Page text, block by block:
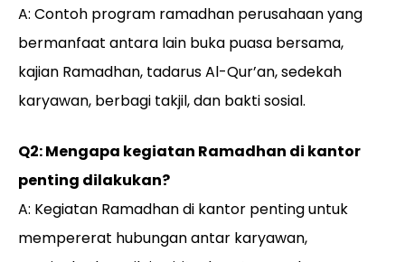
A: Contoh program ramadhan perusahaan yang
bermanfaat antara lain buka puasa bersama,
kajian Ramadhan, tadarus Al-Qur’an, sedekah
karyawan, berbagi takjil, dan bakti sosial.
Q2: Mengapa kegiatan Ramadhan di kantor
penting dilakukan?
A: Kegiatan Ramadhan di kantor penting untuk
mempererat hubungan antar karyawan,